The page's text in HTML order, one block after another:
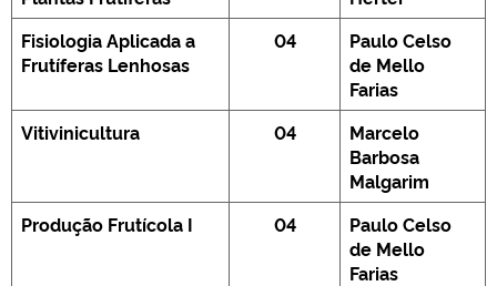
Fisiologia Aplicada a
Frutíferas Lenhosas
04
Paulo Celso
de Mello
Farias
Vitivinicultura
04
Marcelo
Barbosa
Malgarim
Produção Frutícola I
04
Paulo Celso
de Mello
Farias